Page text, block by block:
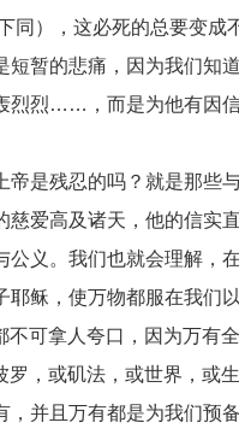
同），这必死的总要变成
短暂的悲痛，因为我们知
烈烈……，而是为他有因
帝是残忍的吗？就是那些
慈爱高及诸天，他的信实
公义。我们也就会理解，
稣，使万物都服在我们
不可拿人夸口，因为万有全
罗，或矶法，或世界，或
，并且万有都是为我们预